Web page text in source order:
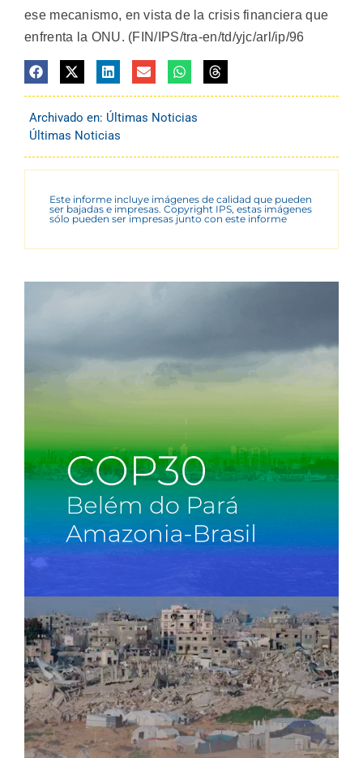
ese mecanismo, en vista de la crisis financiera que
enfrenta la ONU. (FIN/IPS/tra-en/td/yjc/arl/ip/96
Archivado en: Últimas Noticias
Últimas Noticias
Este informe incluye imágenes de calidad que pueden
ser bajadas e impresas. Copyright IPS, estas imágenes
sólo pueden ser impresas junto con este informe